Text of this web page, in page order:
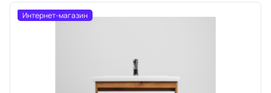
Интернет-магазин